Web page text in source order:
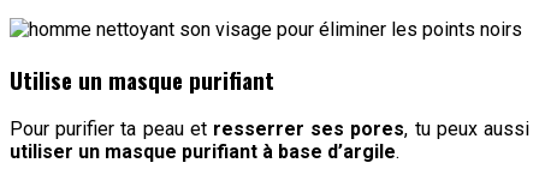
Utilise un masque purifiant
Pour purifier ta peau et resserrer ses pores, tu peux aussi
utiliser un masque purifiant à base d’argile.